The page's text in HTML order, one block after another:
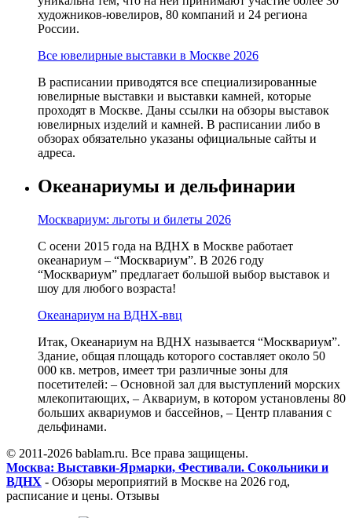
художников-ювелиров, 80 компаний и 24 региона
России.
Все ювелирные выставки в Москве 2026
В расписании приводятся все специализированные
ювелирные выставки и выставки камней, которые
проходят в Москве. Даны ссылки на обзоры выставок
ювелирных изделий и камней. В расписании либо в
обзорах обязательно указаны официальные сайты и
адреса.
Океанариумы и дельфинарии
Москвариум: льготы и билеты 2026
С осени 2015 года на ВДНХ в Москве работает
океанариум – “Москвариум”. В 2026 году
“Москвариум” предлагает большой выбор выставок и
шоу для любого возраста!
Океанариум на ВДНХ-ввц
Итак, Океанариум на ВДНХ называется “Москвариум”.
Здание, общая площадь которого составляет около 50
000 кв. метров, имеет три различные зоны для
посетителей: – Основной зал для выступлений морских
млекопитающих, – Аквариум, в котором установлены 80
больших аквариумов и бассейнов, – Центр плавания с
дельфинами.
© 2011-2026 bablam.ru. Все права защищены.
Москва: Выставки-Ярмарки, Фестивали. Сокольники и
ВДНХ - Обзоры мероприятий в Москве на 2026 год,
расписание и цены. Отзывы